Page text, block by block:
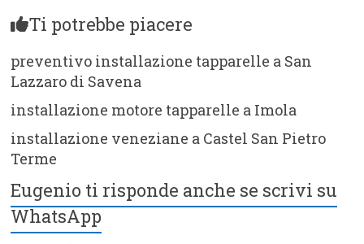
Ti potrebbe piacere
preventivo installazione tapparelle a San
Lazzaro di Savena
installazione motore tapparelle a Imola
installazione veneziane a Castel San Pietro
Terme
Eugenio ti risponde anche se scrivi su
WhatsApp